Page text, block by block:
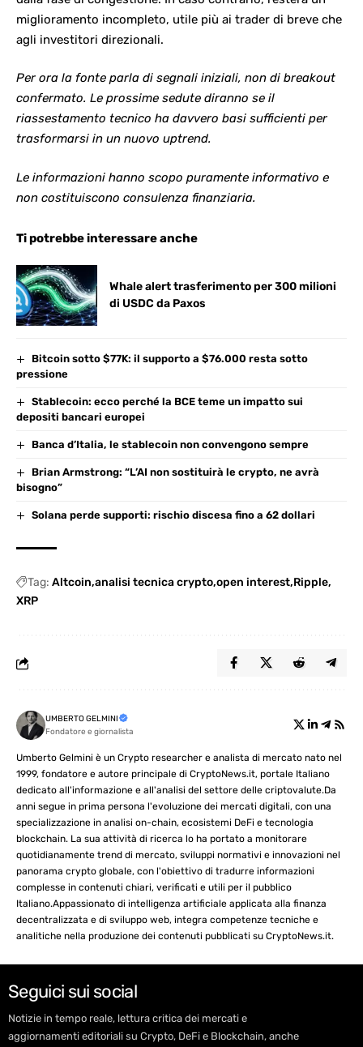
miglioramento incompleto, utile più ai trader di breve che
agli investitori direzionali.
Per ora la fonte parla di segnali iniziali, non di breakout
confermato. Le prossime sedute diranno se il
riassestamento tecnico ha davvero basi sufficienti per
trasformarsi in un nuovo uptrend.
Le informazioni hanno scopo puramente informativo e
non costituiscono consulenza finanziaria.
Ti potrebbe interessare anche
Whale alert trasferimento per 300 milioni
di USDC da Paxos
Bitcoin sotto $77K: il supporto a $76.000 resta sotto
pressione
Stablecoin: ecco perché la BCE teme un impatto sui
depositi bancari europei
Banca d’Italia, le stablecoin non convengono sempre
Brian Armstrong: “L’AI non sostituirà le crypto, ne avrà
bisogno”
Solana perde supporti: rischio discesa fino a 62 dollari
Tag: Altcoin analisi tecnica crypto open interest Ripple
XRP
UMBERTO GELMINI
Fondatore e giornalista
Umberto Gelmini è un Crypto researcher e analista di mercato nato nel
1999, fondatore e autore principale di CryptoNews.it, portale Italiano
dedicato all'informazione e all'analisi del settore delle criptovalute.Da
anni segue in prima persona l'evoluzione dei mercati digitali, con una
specializzazione in analisi on-chain, ecosistemi DeFi e tecnologia
blockchain. La sua attività di ricerca lo ha portato a monitorare
quotidianamente trend di mercato, sviluppi normativi e innovazioni nel
panorama crypto globale, con l'obiettivo di tradurre informazioni
complesse in contenuti chiari, verificati e utili per il pubblico
Italiano.Appassionato di intelligenza artificiale applicata alla finanza
decentralizzata e di sviluppo web, integra competenze tecniche e
analitiche nella produzione dei contenuti pubblicati su CryptoNews.it.
Seguici sui social
Notizie in tempo reale, lettura critica dei mercati e
aggiornamenti editoriali su Crypto, DeFi e Blockchain, anche